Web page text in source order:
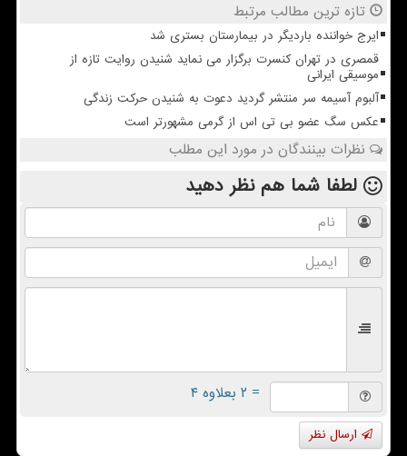
تازه ترین مطالب مرتبط
ایرج خواننده باردیگر در بیمارستان بستری شد
قمصری در تهران کنسرت برگزار می نماید شنیدن روایت تازه از
موسیقی ایرانی
آلبوم آسیمه سر منتشر گردید دعوت به شنیدن حرکت زندگی
عکس سگ عضو بی تی اس از گرمی مشهورتر است
نظرات بینندگان در مورد این مطلب
لطفا شما همنظر دهید
= ۲ بعلاوه ۴
ارسال نظر